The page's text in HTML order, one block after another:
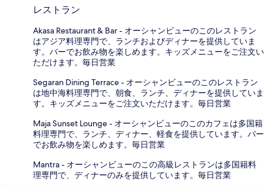
レストラン
Akasa Restaurant & Bar - オーシャンビューのこのレストラン
はアジア料理専門で、ランチおよびディナーを提供していま
す。バーでお飲み物を楽しめます。キッズメニューをご注文い
ただけます。毎日営業
Segaran Dining Terrace - オーシャンビューのこのレストラン
は地中海料理専門で、朝食、ランチ、ディナーを提供していま
す。キッズメニューをご注文いただけます。毎日営業
Maja Sunset Lounge - オーシャンビューのこのカフェは多国籍
料理専門で、ランチ、ディナー、軽食を提供しています。バー
でお飲み物を楽しめます。毎日営業
Mantra - オーシャンビューのこの高級レストランは多国籍料
理専門で、ディナーのみを提供しています。毎日営業